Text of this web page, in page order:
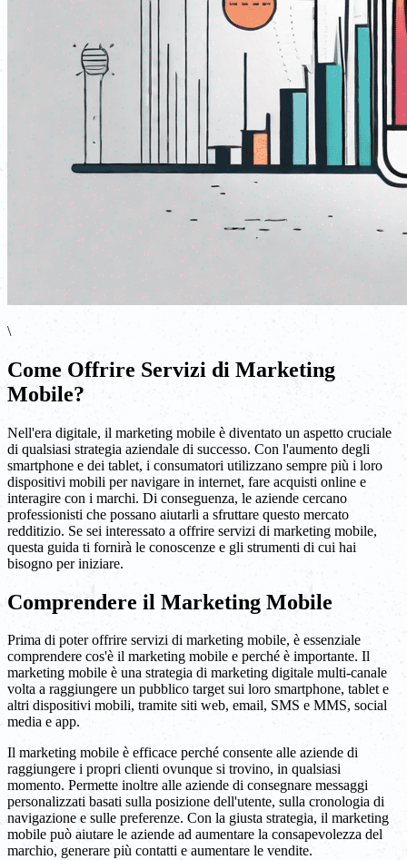
\
Come Offrire Servizi di Marketing
Mobile?
Nell'era digitale, il marketing mobile è diventato un aspetto cruciale
di qualsiasi strategia aziendale di successo. Con l'aumento degli
smartphone e dei tablet, i consumatori utilizzano sempre più i loro
dispositivi mobili per navigare in internet, fare acquisti online e
interagire con i marchi. Di conseguenza, le aziende cercano
professionisti che possano aiutarli a sfruttare questo mercato
redditizio. Se sei interessato a offrire servizi di marketing mobile,
questa guida ti fornirà le conoscenze e gli strumenti di cui hai
bisogno per iniziare.
Comprendere il Marketing Mobile
Prima di poter offrire servizi di marketing mobile, è essenziale
comprendere cos'è il marketing mobile e perché è importante. Il
marketing mobile è una strategia di marketing digitale multi-canale
volta a raggiungere un pubblico target sui loro smartphone, tablet e
altri dispositivi mobili, tramite siti web, email, SMS e MMS, social
media e app.
Il marketing mobile è efficace perché consente alle aziende di
raggiungere i propri clienti ovunque si trovino, in qualsiasi
momento. Permette inoltre alle aziende di consegnare messaggi
personalizzati basati sulla posizione dell'utente, sulla cronologia di
navigazione e sulle preferenze. Con la giusta strategia, il marketing
mobile può aiutare le aziende ad aumentare la consapevolezza del
marchio, generare più contatti e aumentare le vendite.